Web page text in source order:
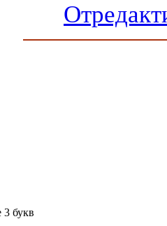
3 букв